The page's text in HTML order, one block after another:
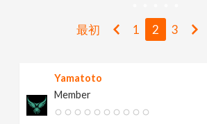
最初 1 2 3
Yamatoto
Member